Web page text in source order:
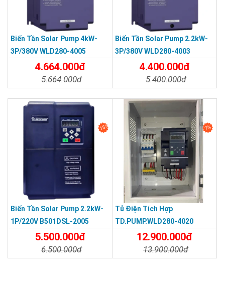
Biến Tần Solar Pump 4kW-
3P/380V WLD280-4005
4.664.000đ
5.664.000đ
Biến Tần Solar Pump 2.2kW-
3P/380V WLD280-4003
4.400.000đ
5.400.000đ
15%
Biến Tần Solar Pump 2.2kW-
1P/220V B501DSL-2005
5.500.000đ
6.500.000đ
7%
Tủ Điện Tích Hợp
TD.PUMP.WLD280-4020
Bedford12.900.000đ
13.900.000đ